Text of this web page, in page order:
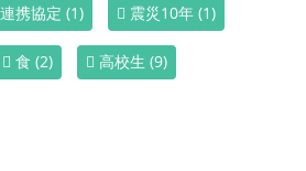
連携協定 (1) 震災10年 (1)
食 (2) 高校生 (9)